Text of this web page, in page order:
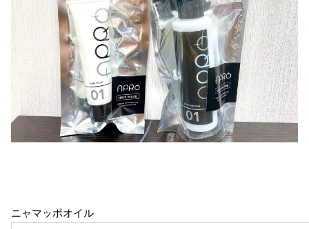
ニャマッポオイル